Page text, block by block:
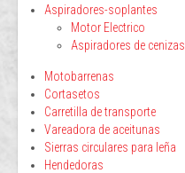
Aspiradores-soplantes
Motor Electrico
Aspiradores de cenizas
Motobarrenas
Cortasetos
Carretilla de transporte
Vareadora de aceitunas
Sierras circulares para leña
Hendedoras